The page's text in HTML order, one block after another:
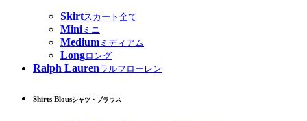
Skirtスカート全て
Miniミニ
Medium ミディアム
Longロング
Ralph Laurenラルフローレン
Shirts Blousシャツ・ブラウス